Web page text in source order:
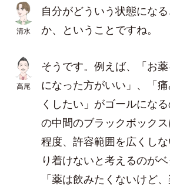
清水
自分がどういう状態にな
か、ということですね。
高尾
そうです。例えば、「お
になった方がいい」、「
くしたい」がゴールにな
の中間のブラックボック
程度、許容範囲を広くし
り着けないと考えるのがベ
「薬は飲みたくないけど